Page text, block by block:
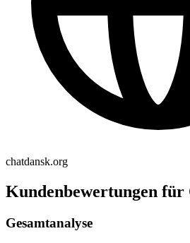
chatdansk.org
Kundenbewertungen für
Gesamtanalyse